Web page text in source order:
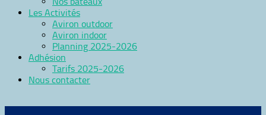
Les Activités
Aviron outdoor
Aviron indoor
Planning 2025-2026
Adhésion
Tarifs 2025-2026
Nous contacter